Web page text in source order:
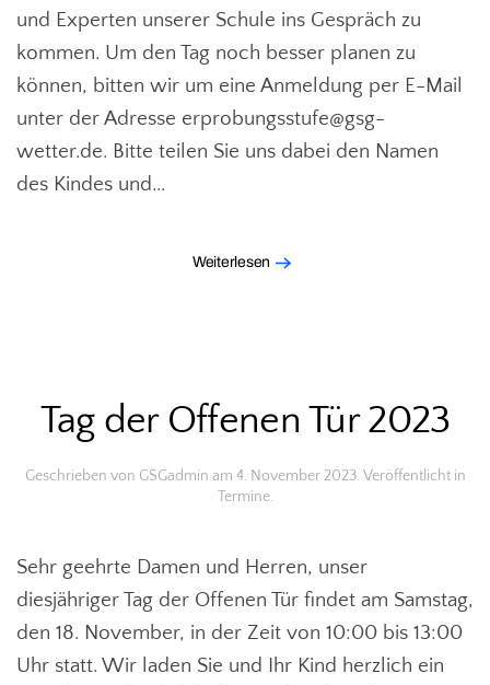
und Experten unserer Schule ins Gespräch zu
kommen. Um den Tag noch besser planen zu
können, bitten wir um eine Anmeldung per E-Mail
unter der Adresse erprobungsstufe@gsg-
wetter.de. Bitte teilen Sie uns dabei den Namen
des Kindes und...
Weiterlesen
Tag der Offenen Tür 2023
Geschrieben von GSGadmin am 4. November 2023. Veröffentlicht in
Termine.
Sehr geehrte Damen und Herren, unser
diesjähriger Tag der Offenen Tür findet am Samstag,
den 18. November, in der Zeit von 10:00 bis 13:00
Uhr statt. Wir laden Sie und Ihr Kind herzlich ein